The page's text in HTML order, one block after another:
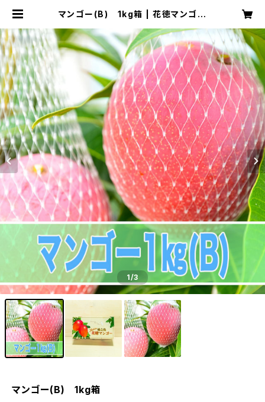
マンゴー(B) 1kg箱 | 花徳マンゴー
1/3
マンゴー(B) 1kg箱